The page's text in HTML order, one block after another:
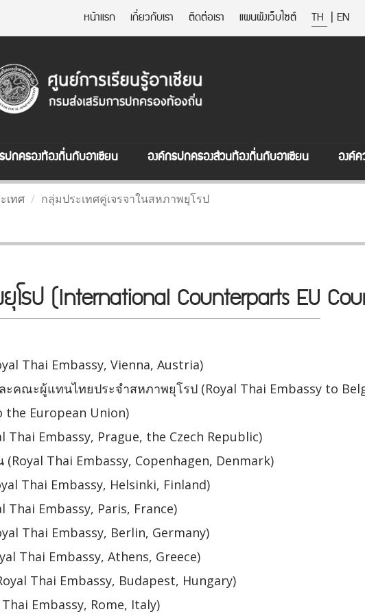
หน้าแรก เกี่ยวกับเรา ติดต่อเรา แผนผังเว็บไซต์ TH | EN
ปกครองท้องถิ่นกับอาเซียน องค์กรปกครองส่วนท้องถิ่นกับอาเซียน องค์ค
เทศ กลุ่มประเทศคู่เจรจาในสหภาพยุโรป
โรป (International Counterparts EU
Thai Embassy, Vienna, Austria)
คณะผู้แทนไทยประจำสหภาพยุโรป (Royal Thai Embassy to
European Union)
Embassy, Prague, the Czech Republic)
Thai Embassy, Copenhagen, Denmark)
Thai Embassy, Helsinki, Finland)
Embassy, Paris, France)
Thai Embassy, Berlin, Germany)
Thai Embassy, Athens, Greece)
Thai Embassy, Budapest, Hungary)
Embassy, Rome, Italy)